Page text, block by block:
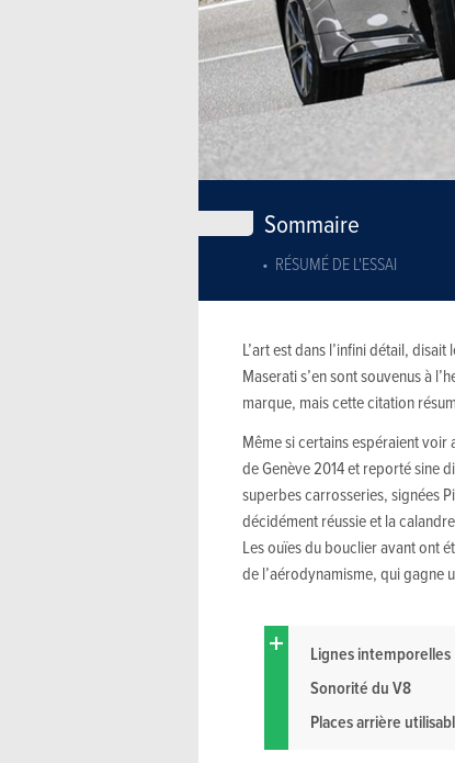
Sommaire
RÉSUMÉ DE L'ESSAI
L’art est dans l’infini détail,
Maserati s’en sont souvenus à
marque, mais cette citation
Même si certains espéraient
de Genève 2014 et reporté sine
superbes carrosseries, signées
décidément réussie et la
Les ouïes du bouclier avant ont
de l’aérodynamisme, qui gagne
Lignes intemporelles
Sonorité du V8
Places arrière